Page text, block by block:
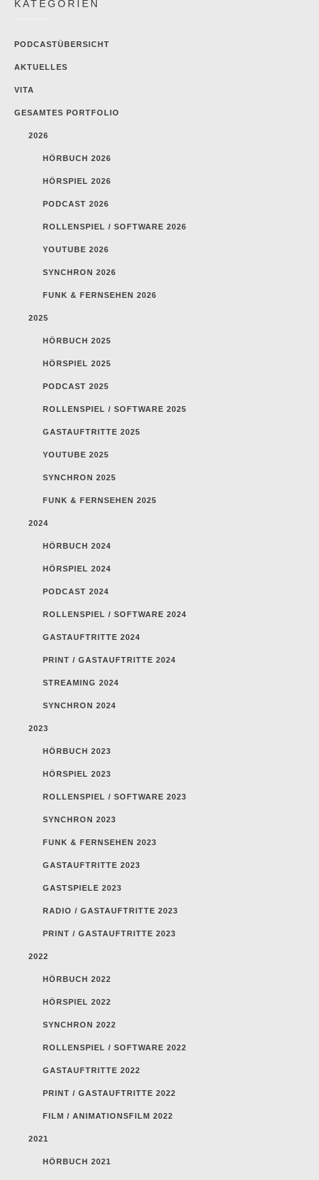
KATEGORIEN
PODCASTÜBERSICHT
AKTUELLES
VITA
GESAMTES PORTFOLIO
2026
HÖRBUCH 2026
HÖRSPIEL 2026
PODCAST 2026
ROLLENSPIEL / SOFTWARE 2026
YOUTUBE 2026
SYNCHRON 2026
FUNK & FERNSEHEN 2026
2025
HÖRBUCH 2025
HÖRSPIEL 2025
PODCAST 2025
ROLLENSPIEL / SOFTWARE 2025
GASTAUFTRITTE 2025
YOUTUBE 2025
SYNCHRON 2025
FUNK & FERNSEHEN 2025
2024
HÖRBUCH 2024
HÖRSPIEL 2024
PODCAST 2024
ROLLENSPIEL / SOFTWARE 2024
GASTAUFTRITTE 2024
PRINT / GASTAUFTRITTE 2024
STREAMING 2024
SYNCHRON 2024
2023
HÖRBUCH 2023
HÖRSPIEL 2023
ROLLENSPIEL / SOFTWARE 2023
SYNCHRON 2023
FUNK & FERNSEHEN 2023
GASTAUFTRITTE 2023
GASTSPIELE 2023
RADIO / GASTAUFTRITTE 2023
PRINT / GASTAUFTRITTE 2023
2022
HÖRBUCH 2022
HÖRSPIEL 2022
SYNCHRON 2022
ROLLENSPIEL / SOFTWARE 2022
GASTAUFTRITTE 2022
PRINT / GASTAUFTRITTE 2022
FILM / ANIMATIONSFILM 2022
2021
HÖRBUCH 2021